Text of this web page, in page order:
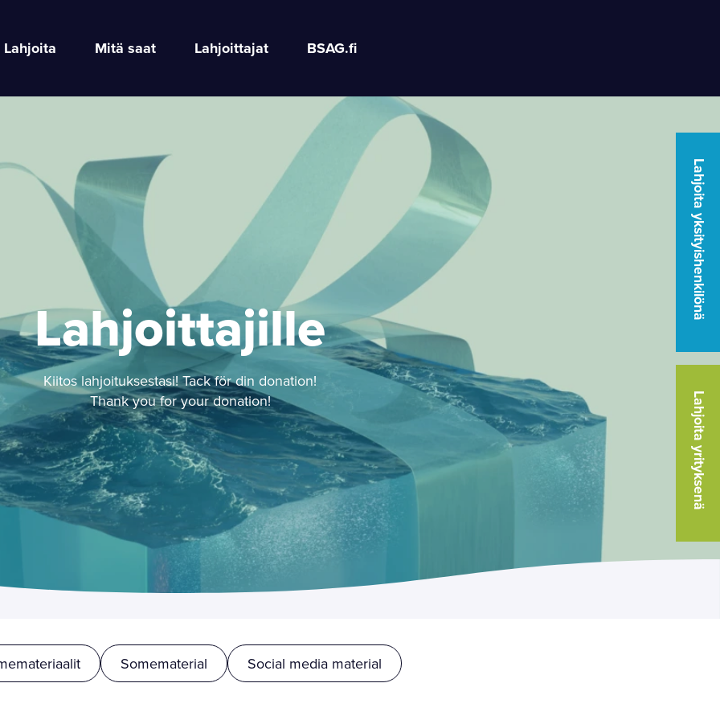
Lahjoita Mitä saat Lahjoittajat BSAG.fi
Lahjoittajille
Kiitos lahjoituksestasi! Tack för din donation!
Thank you for your donation!
Somematerial Social media material
Lahjoita yksityishenkilönä
Lahjoita yrityksenä